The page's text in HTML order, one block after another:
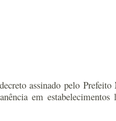
assinado pelo
em estabelecimentos